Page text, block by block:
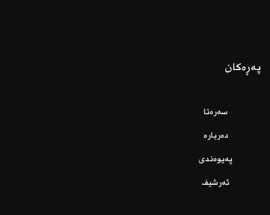
پەڕەکان
سەرەتا
دەربارە
پەیوەندی
ئەرشیف